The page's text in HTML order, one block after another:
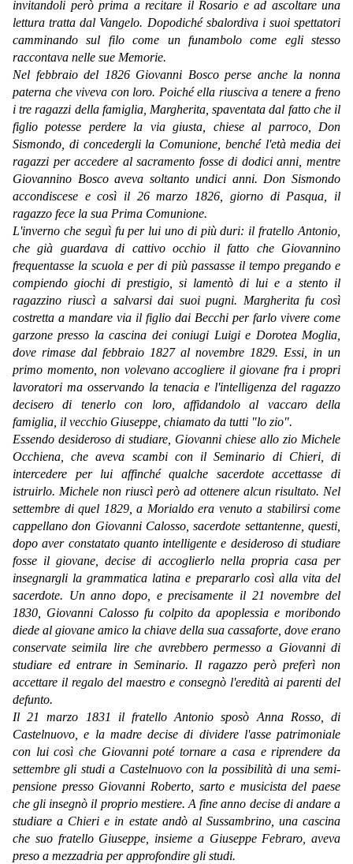
invitandoli però prima a recitare il Rosario e ad ascoltare una
lettura tratta dal Vangelo. Dopodiché sbalordiva i suoi spettatori
camminando sul filo come un funambolo come egli stesso
raccontava nelle sue Memorie.
Nel febbraio del 1826 Giovanni Bosco perse anche la nonna
paterna che viveva con loro. Poiché ella riusciva a tenere a freno
i tre ragazzi della famiglia, Margherita, spaventata dal fatto che il
figlio potesse perdere la via giusta, chiese al parroco, Don
Sismondo, di concedergli la Comunione, benché l'età media dei
ragazzi per accedere al sacramento fosse di dodici anni, mentre
Giovannino Bosco aveva soltanto undici anni. Don Sismondo
accondiscese e così il 26 marzo 1826, giorno di Pasqua, il
ragazzo fece la sua Prima Comunione.
L'inverno che seguì fu per lui uno di più duri: il fratello Antonio,
che già guardava di cattivo occhio il fatto che Giovannino
frequentasse la scuola e per di più passasse il tempo pregando e
compiendo giochi di prestigio, si lamentò di lui e a stento il
ragazzino riuscì a salvarsi dai suoi pugni. Margherita fu così
costretta a mandare via il figlio dai Becchi per farlo vivere come
garzone presso la cascina dei coniugi Luigi e Dorotea Moglia,
dove rimase dal febbraio 1827 al novembre 1829. Essi, in un
primo momento, non volevano accogliere il giovane fra i propri
lavoratori ma osservando la tenacia e l'intelligenza del ragazzo
decisero di tenerlo con loro, affidandolo al vaccaro della
famiglia, il vecchio Giuseppe, chiamato da tutti "lo zio".
Essendo desideroso di studiare, Giovanni chiese allo zio Michele
Occhiena, che aveva scambi con il Seminario di Chieri, di
intercedere per lui affinché qualche sacerdote accettasse di
istruirlo. Michele non riuscì però ad ottenere alcun risultato. Nel
settembre di quel 1829, a Morialdo era venuto a stabilirsi come
cappellano don Giovanni Calosso, sacerdote settantenne, questi,
dopo aver constatato quanto intelligente e desideroso di studiare
fosse il giovane, decise di accoglierlo nella propria casa per
insegnargli la grammatica latina e prepararlo così alla vita del
sacerdote. Un anno dopo, e precisamente il 21 novembre del
1830, Giovanni Calosso fu colpito da apoplessia e moribondo
diede al giovane amico la chiave della sua cassaforte, dove erano
conservate seimila lire che avrebbero permesso a Giovanni di
studiare ed entrare in Seminario. Il ragazzo però preferì non
accettare il regalo del maestro e consegnò l'eredità ai parenti del
defunto.
Il 21 marzo 1831 il fratello Antonio sposò Anna Rosso, di
Castelnuovo, e la madre decise di dividere l'asse patrimoniale
con lui così che Giovanni poté tornare a casa e riprendere da
settembre gli studi a Castelnuovo con la possibilità di una semi-
pensione presso Giovanni Roberto, sarto e musicista del paese
che gli insegnò il proprio mestiere. A fine anno decise di andare a
studiare a Chieri e in estate andò al Sussambrino, una cascina
che suo fratello Giuseppe, insieme a Giuseppe Febraro, aveva
preso a mezzadria per approfondire gli studi.